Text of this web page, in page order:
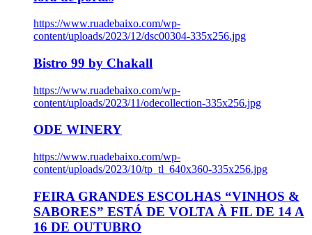
https://www.ruadebaixo.com/wp-
content/uploads/2023/12/dsc00304-335x256.jpg
Bistro 99 by Chakall
https://www.ruadebaixo.com/wp-
content/uploads/2023/11/odecollection-335x256.jpg
ODE WINERY
https://www.ruadebaixo.com/wp-
content/uploads/2023/10/tp_tl_640x360-335x256.jpg
FEIRA GRANDES ESCOLHAS “VINHOS &
SABORES” ESTÁ DE VOLTA À FIL DE 14 A
16 DE OUTUBRO